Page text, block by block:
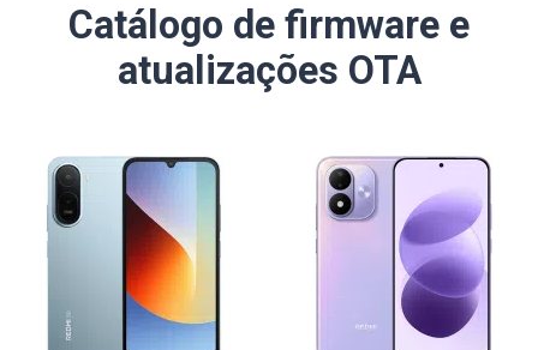
Catálogo de firmware e
atualizações OTA